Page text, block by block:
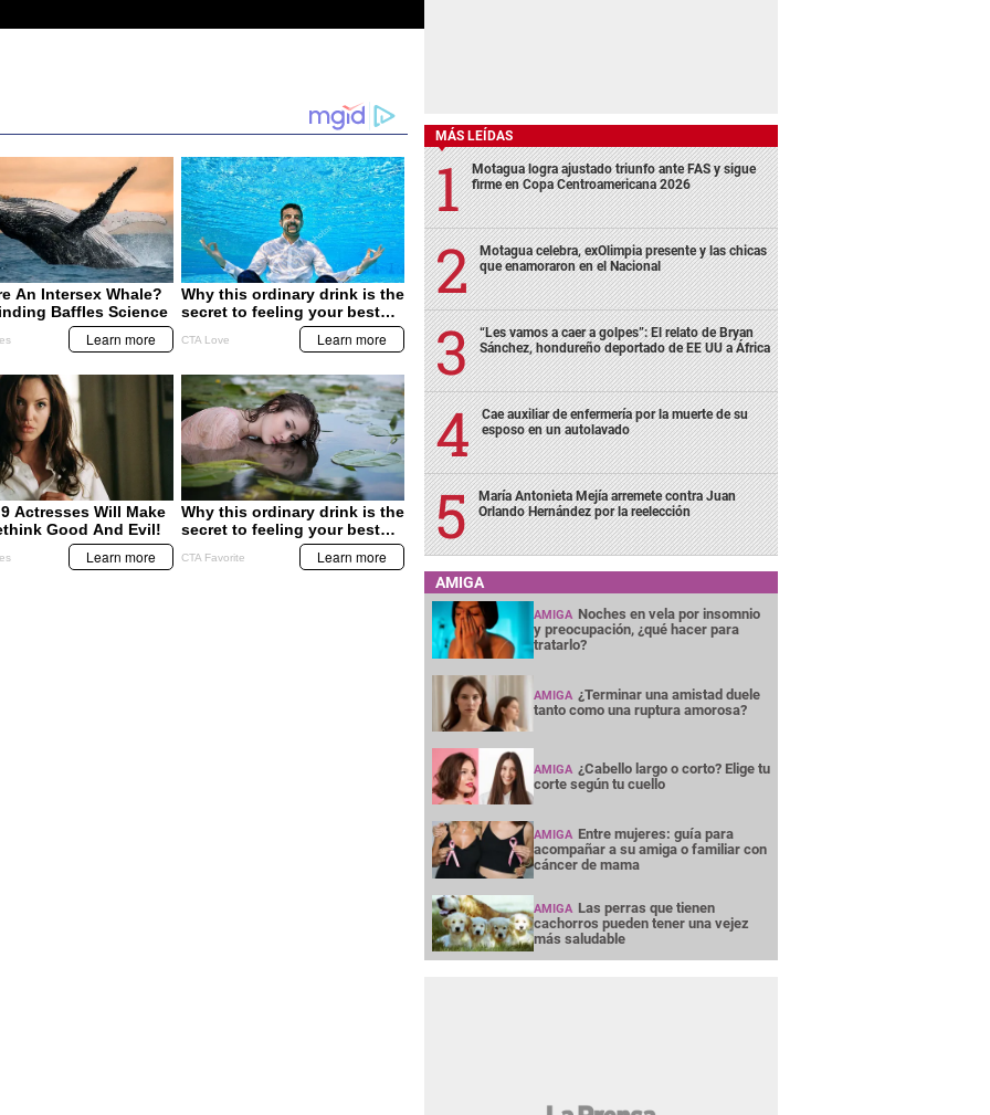
MÁS LEÍDAS
Motagua logra ajustado triunfo ante FAS y sigue
firme en Copa Centroamericana 2026
Motagua celebra, exOlimpia presente y las chicas
que enamoraron en el Nacional
“Les vamos a caer a golpes”: El relato de Bryan
Sánchez, hondureño deportado de EE UU a África
Cae auxiliar de enfermería por la muerte de su
esposo en un autolavado
María Antonieta Mejía arremete contra Juan
Orlando Hernández por la reelección
AMIGA
AMIGA Noches en vela por insomnio
y preocupación, ¿qué hacer para
tratarlo?
AMIGA ¿Terminar una amistad duele
tanto como una ruptura amorosa?
AMIGA ¿Cabello largo o corto? Elige tu
corte según tu cuello
AMIGA Entre mujeres: guía para
acompañar a su amiga o familiar con
cáncer de mama
AMIGA Las perras que tienen
cachorros pueden tener una vejez
más saludable